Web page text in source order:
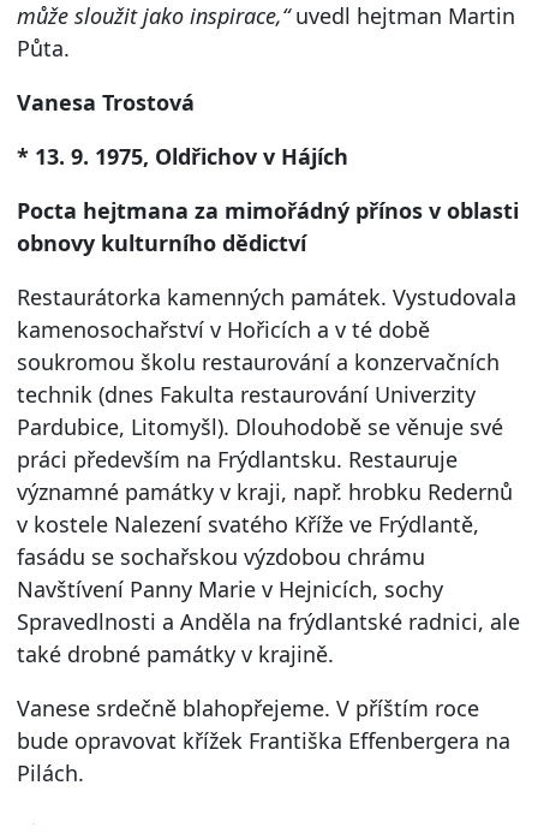
může sloužit jako inspirace,“uvedl hejtman Martin
Půta.
Vanesa Trostová
* 13. 9. 1975, Oldřichov v Hájích
Pocta hejtmana za mimořádný přínos v oblasti
obnovy kulturního dědictví
Restaurátorka kamenných památek. Vystudovala
kamenosochařství v Hořicích a v té době
soukromou školu restaurování a konzervačních
technik (dnes Fakulta restaurování Univerzity
Pardubice, Litomyšl). Dlouhodobě se věnuje své
práci především na Frýdlantsku. Restauruje
významné památky v kraji, např. hrobku Redernů
v kostele Nalezení svatého Kříže ve Frýdlantě,
fasádu se sochařskou výzdobou chrámu
Navštívení Panny Marie v Hejnicích, sochy
Spravedlnosti a Anděla na frýdlantské radnici, ale
také drobné památky v krajině.
Vanese srdečně blahopřejeme. V příštím roce
bude opravovat křížek Františka Effenbergera na
Pilách.